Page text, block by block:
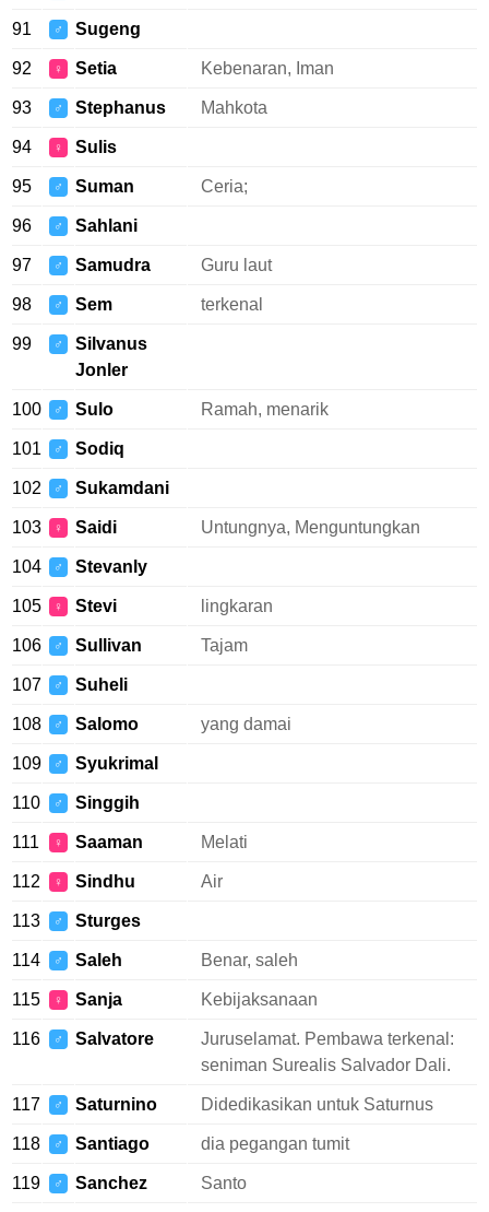
91 ♂ Sugeng
92 ♀ Setia Kebenaran, Iman
93 ♂ Stephanus Mahkota
94 ♀ Sulis
95 ♂ Suman Ceria;
96 ♂ Sahlani
97 ♂ Samudra Guru laut
98 ♂ Sem terkenal
99 ♂
Silvanus
Jonler
100 ♂ Sulo Ramah, menarik
101 ♂ Sodiq
102 ♂ Sukamdani
103 ♀ Saidi Untungnya, Menguntungkan
104 ♂ Stevanly
105 ♀ Stevi lingkaran
106 ♂ Sullivan Tajam
107 ♂ Suheli
108 ♂ Salomo yang damai
109 ♂ Syukrimal
110 ♂ Singgih
111 ♀ Saaman Melati
112 ♀ Sindhu Air
113 ♂ Sturges
114 ♂ Saleh Benar, saleh
115 ♀ Sanja Kebijaksanaan
116 ♂ Salvatore
Juruselamat. Pembawa terkenal:
seniman Surealis Salvador Dali.
117 ♂ Saturnino Didedikasikan untuk Saturnus
118 ♂ Santiago dia pegangan tumit
119 ♂ Sanchez Santo